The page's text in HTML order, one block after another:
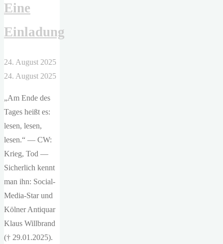
Eine
Einladung
24. August 2025
24. August 2025
„Am Ende des
Tages heißt es:
lesen, lesen,
lesen.“ — CW:
Krieg, Tod —
Sicherlich kennt
man ihn: Social-
Media-Star und
Kölner Antiquar
Klaus Willbrand
(† 29.01.2025).